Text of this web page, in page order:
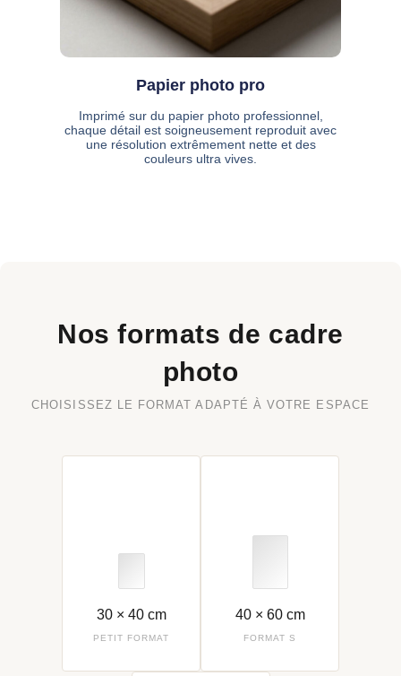
Papier photo pro
Imprimé sur du papier photo professionnel,
chaque détail est soigneusement reproduit avec
une résolution extrêmement nette et des
couleurs ultra vives.
Nos formats de cadre
photo
CHOISISSEZ LE FORMAT ADAPTÉ À VOTRE ESPACE
30 × 40 cm
PETIT FORMAT
40 × 60 cm
FORMAT S